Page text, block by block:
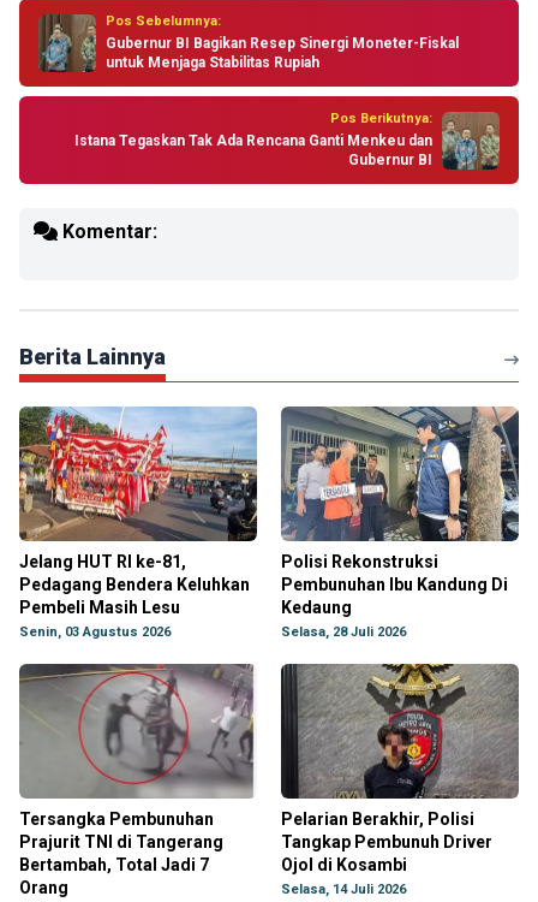
Pos Sebelumnya:
Gubernur BI Bagikan Resep Sinergi Moneter-Fiskal
untuk Menjaga Stabilitas Rupiah
Pos Berikutnya:
Istana Tegaskan Tak Ada Rencana Ganti Menkeu dan
Gubernur BI
Komentar:
Berita Lainnya
Jelang HUT RI ke-81,
Pedagang Bendera Keluhkan
Pembeli Masih Lesu
Senin, 03 Agustus 2026
Polisi Rekonstruksi
Pembunuhan Ibu Kandung Di
Kedaung
Selasa, 28 Juli 2026
Tersangka Pembunuhan
Prajurit TNI di Tangerang
Bertambah, Total Jadi 7
Orang
Pelarian Berakhir, Polisi
Tangkap Pembunuh Driver
Ojol di Kosambi
Selasa, 14 Juli 2026